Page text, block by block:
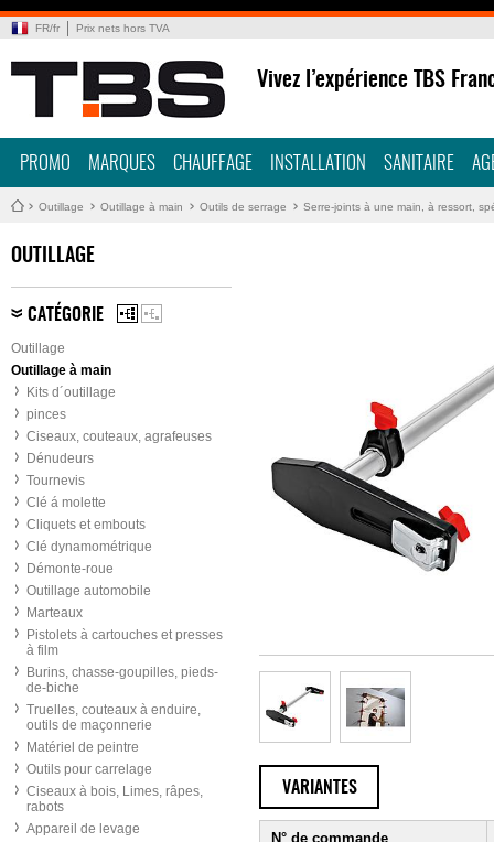
FR/fr Prix nets hors TVA
Vivez l’expérience TBS
PROMO MARQUES CHAUFFAGE INSTALLATION SANITAIRE
Outillage Outillage à main Outils de serrage Serre-joints à une main, à ressort,
OUTILLAGE
CATÉGORIE
Outillage
Outillage à main
Kits d´outillage
pinces
Ciseaux, couteaux, agrafeuses
Dénudeurs
Tournevis
Clé á molette
Cliquets et embouts
Clé dynamométrique
Démonte-roue
Outillage automobile
Marteaux
Pistolets à cartouches et presses
à film
Burins, chasse-goupilles, pieds-
de-biche
Truelles, couteaux à enduire,
outils de maçonnerie
Matériel de peintre
Outils pour carrelage
Ciseaux à bois, Limes, râpes,
rabots
Appareil de levage
VARIANTES
N° de commande